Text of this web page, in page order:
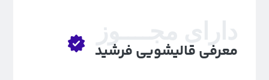
معرفی قالیشویی فرشید